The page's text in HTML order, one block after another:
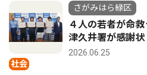
社会
さがみはら緑区
４人の若者が命
津久井署が感謝状
2026.06.25